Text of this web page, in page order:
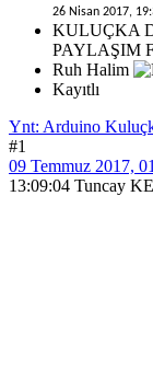
26 Nisan 2017,
KULUÇKA
PAYLAŞIM
Ruh Halim
Kayıtlı
Ynt: Arduino
#1
09 Temmuz 2017,
13:09:04 Tuncay